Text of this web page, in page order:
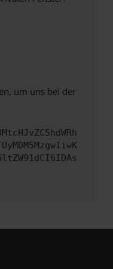
um uns bei der